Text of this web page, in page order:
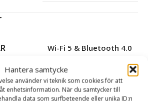
Hantera samtycke
använder vi teknik som cookies för att
enhetsinformation. När du samtycker till
data som surfbeteende eller unika ID:n
Wi-Fi 5 & Bluetooth 4.0